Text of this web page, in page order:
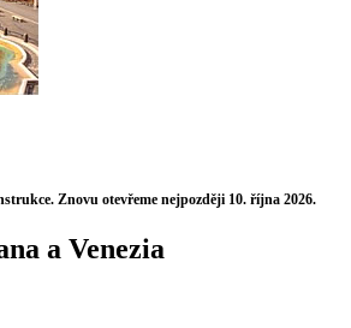
Znovu otevřeme nejpozději 10. října 2026.
a Venezia